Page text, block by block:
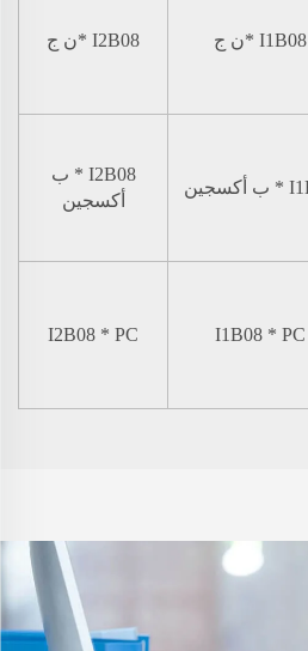
I1B08
*ن ج I2B08
*ن ج
* ب أكسجين
I2B08 * ب
أكسجين
I1B08 * PC
I2B08 * PC